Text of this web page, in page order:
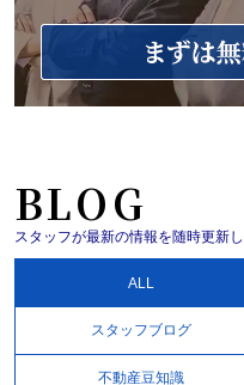
BLOG
スタッフが最新の情報を随時更新し
ALL
スタッフブログ
不動産豆知識